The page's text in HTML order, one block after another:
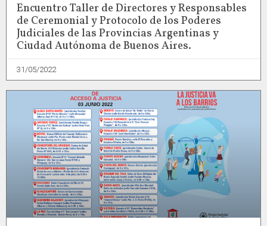
Encuentro Taller de Directores y Responsables
de Ceremonial y Protocolo de los Poderes
Judiciales de las Provincias Argentinas y
Ciudad Autónoma de Buenos Aires.
31/05/2022